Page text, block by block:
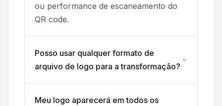
ou performance de escaneamento do
QR code.
Posso usar qualquer formato de
arquivo de logo para a transformação?
Meu logo aparecerá em todos os